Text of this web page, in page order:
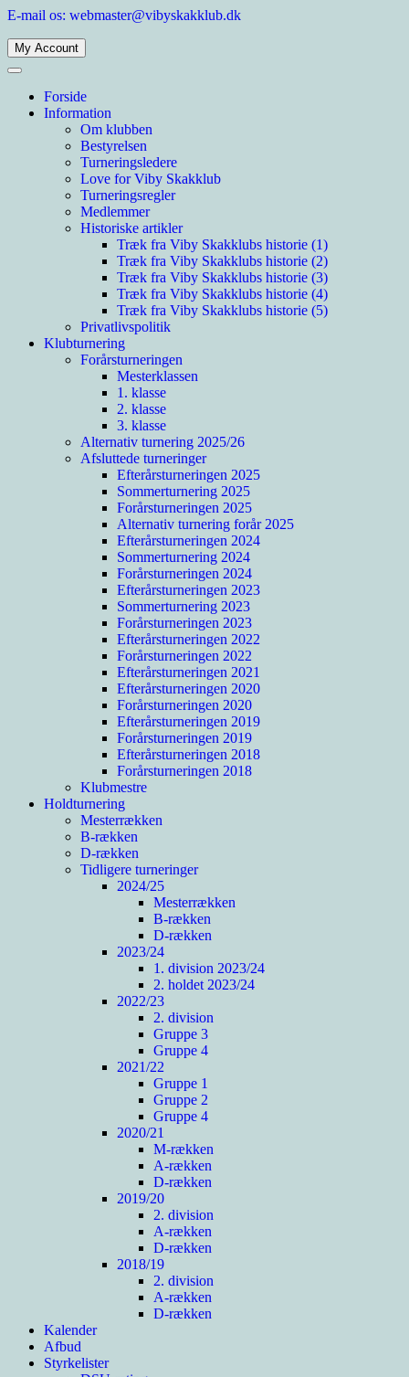
Spring
indhold
E-mail os: webmaster@vibyskakklub.dk
Viby Skakklub
Velkommen til Viby Skakklubs hjemmeside. Viby Skakklub er en af
Århus' og Danmarks største skakklubber med spillere i alle styrkelag.
My Account
Forside
Information
Om klubben
Bestyrelsen
Turneringsledere
Love for Viby Skakklub
Turneringsregler
Medlemmer
Historiske artikler
Træk fra Viby Skakklubs historie (1)
Træk fra Viby Skakklubs historie (2)
Træk fra Viby Skakklubs historie (3)
Træk fra Viby Skakklubs historie (4)
Træk fra Viby Skakklubs historie (5)
Privatlivspolitik
Klubturnering
Forårsturneringen
Mesterklassen
1. klasse
2. klasse
3. klasse
Alternativ turnering 2025/26
Afsluttede turneringer
Efterårsturneringen 2025
Sommerturnering 2025
Forårsturneringen 2025
Alternativ turnering forår 2025
Efterårsturneringen 2024
Sommerturnering 2024
Forårsturneringen 2024
Efterårsturneringen 2023
Sommerturnering 2023
Forårsturneringen 2023
Efterårsturneringen 2022
Forårsturneringen 2022
Efterårsturneringen 2021
Efterårsturneringen 2020
Forårsturneringen 2020
Efterårsturneringen 2019
Forårsturneringen 2019
Efterårsturneringen 2018
Forårsturneringen 2018
Klubmestre
Holdturnering
Mesterrækken
B-rækken
D-rækken
Tidligere turneringer
2024/25
Mesterrækken
B-rækken
D-rækken
2023/24
1. division 2023/24
2. holdet 2023/24
2022/23
2. division
Gruppe 3
Gruppe 4
2021/22
Gruppe 1
Gruppe 2
Gruppe 4
2020/21
M-rækken
A-rækken
D-rækken
2019/20
2. division
A-rækken
D-rækken
2018/19
2. division
A-rækken
D-rækken
Kalender
Afbud
Styrkelister